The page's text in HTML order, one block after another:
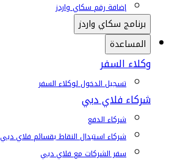
إضافة رقم سكاي واردز
برنامج سكاي واردز
المساعدة
وكلاء السفر
تسجيل الدخول لوكلاء السفر
شركاء فلاي دبي
شركاء الدفع
شركاء استبدال النقاط بقسائم فلاي دبي
سفر الشركات مع فلاي دبي